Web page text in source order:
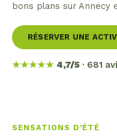
bons plans sur Annecy
RÉSERVER UNE
★★★★★ 4,7/5 · 681
SENSATIONS D'ÉTÉ